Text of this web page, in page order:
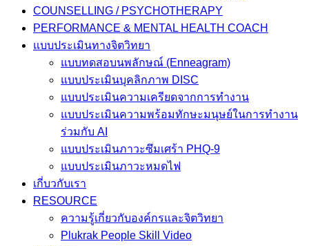
COUNSELLING / PSYCHOTHERAPY
PERFORMANCE & MENTAL HEALTH COACH
แบบประเมินทางจิตวิทยา
แบบทดสอบนพลักษณ์ (Enneagram)
แบบประเมินบุคลิกภาพ DISC
แบบประเมินความเครียดจากการทำงาน
แบบประเมินความพร้อมทักษะมนุษย์ในการทำงาน
ร่วมกับ AI
แบบประเมินภาวะซึมเศร้า PHQ-9
แบบประเมินภาวะหมดไฟ
เกี่บวกับเรา
RESOURCE
ความรู้เกี่ยวกับองค์กรและจิตวิทยา
Plukrak People Skill Video